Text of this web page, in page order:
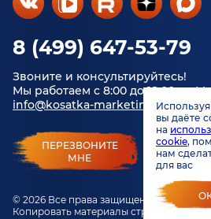
8 (499) 647-53-79
Звоните и консультируйтесь!
Мы работаем с 8:00 до 18:00 по
info@kosatka-marketing.ru
ПЕРЕЗВОНИТЕ
МНЕ
© 2026 Все права защищены.
Копировать материалы строго
вы даёте
на
cookie,
нам
для вас